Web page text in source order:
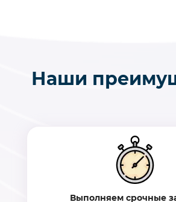
Наши
Выполняем срочные